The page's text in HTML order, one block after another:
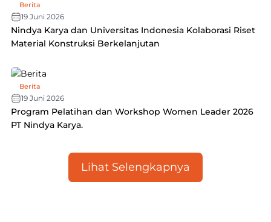
Berita
19 Juni 2026
Nindya Karya dan Universitas Indonesia Kolaborasi Riset
Material Konstruksi Berkelanjutan
Berita
19 Juni 2026
Program Pelatihan dan Workshop Women Leader 2026
PT Nindya Karya.
Lihat Selengkapnya